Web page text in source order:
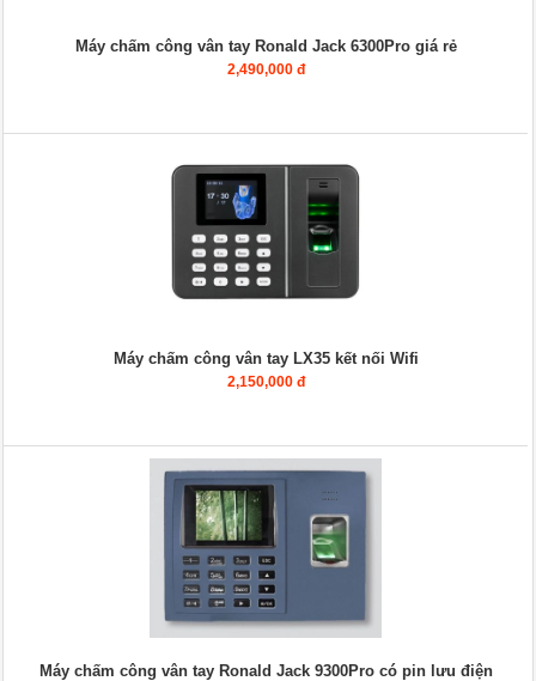
Máy chấm công vân tay Ronald Jack 6300Pro giá rẻ
2,490,000 đ
Máy chấm công vân tay LX35 kết nối Wifi
2,150,000 đ
Máy chấm công vân tay Ronald Jack 9300Pro có pin lưu điện